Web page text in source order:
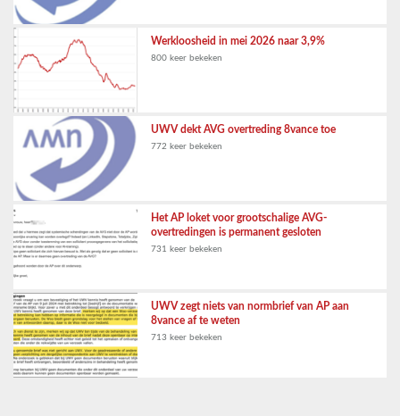
Werkloosheid in mei 2026 naar 3,9%
800 keer bekeken
UWV dekt AVG overtreding 8vance toe
772 keer bekeken
Het AP loket voor grootschalige AVG-
overtredingen is permanent gesloten
731 keer bekeken
UWV zegt niets van normbrief van AP aan
8vance af te weten
713 keer bekeken